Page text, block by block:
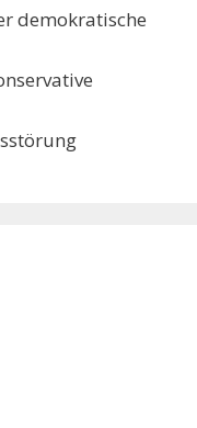
demokratische